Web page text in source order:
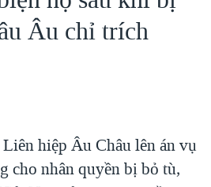
Âu chỉ trích
hiệp Âu Châu lên án vụ
cho nhân quyền bị bỏ tù,